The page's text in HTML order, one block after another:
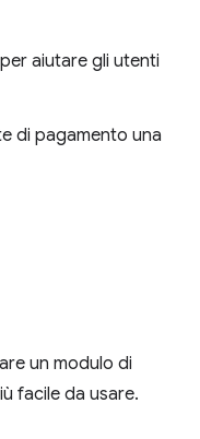
aiutare gli utenti
di pagamento una
un modulo di
facile da usare.